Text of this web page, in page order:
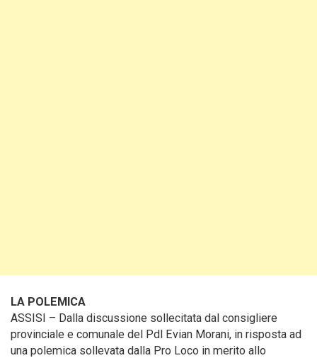
LA POLEMICA
ASSISI – Dalla discussione sollecitata dal consigliere
provinciale e comunale del Pdl Evian Morani, in risposta ad
una polemica sollevata dalla Pro Loco in merito allo